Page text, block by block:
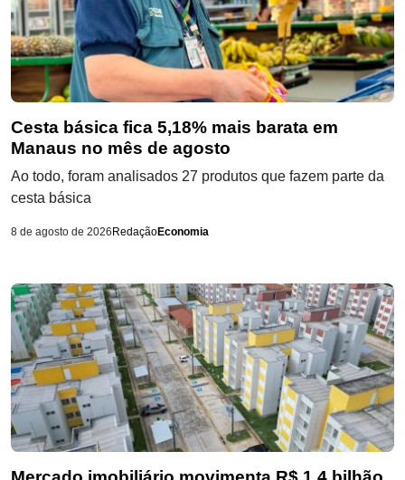
Cesta básica fica 5,18% mais barata em
Manaus no mês de agosto
Ao todo, foram analisados 27 produtos que fazem parte da
cesta básica
8 de agosto de 2026 RedaçãoEconomia